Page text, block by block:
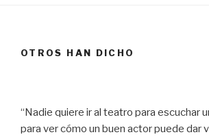
OTROS HAN DICHO
“Nadie quiere ir al teatro para escuchar
para ver cómo un buen actor puede dar